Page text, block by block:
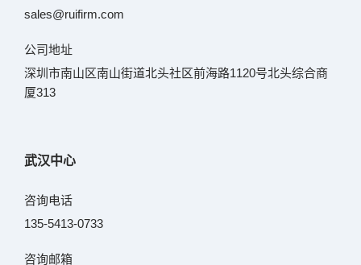
sales@ruifirm.com
公司地址
深圳市南山区南山街道北头社区前海路1120号北头综合商
厦313
武汉中心
咨询电话
135-5413-0733
咨询邮箱